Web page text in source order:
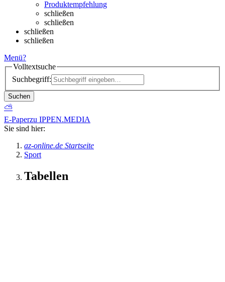
Produktempfehlung
schließen
schließen
schließen
schließen
Menü?
Volltextsuche
Suchbegriff:
Suchen
⛅
E-Paperzu IPPEN.MEDIA
Sie sind hier:
az-online.de Startseite
Sport
Tabellen